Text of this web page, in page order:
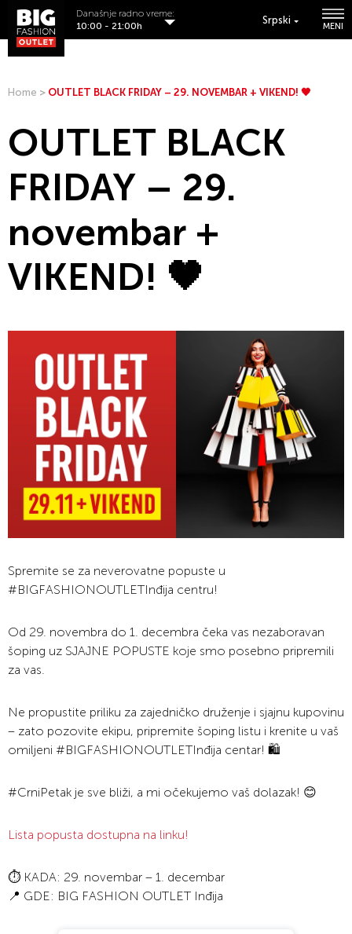
Srpski
MENI
Današnje radno vreme:
10:00 - 21:00h
Home > OUTLET BLACK FRIDAY – 29. NOVEMBAR + VIKEND! 🖤
OUTLET BLACK
FRIDAY – 29.
novembar +
VIKEND! 🖤
Spremite se za neverovatne popuste u
#BIGFASHIONOUTLETInđija centru!
Od 29. novembra do 1. decembra čeka vas nezaboravan
šoping uz SJAJNE POPUSTE koje smo posebno pripremili
za vas.
Ne propustite priliku za zajedničko druženje i sjajnu kupovinu
– zato pozovite ekipu, pripremite šoping listu i krenite u vaš
omiljeni #BIGFASHIONOUTLETInđija centar! 🛍️
#CrniPetak je sve bliži, a mi očekujemo vaš dolazak! 😊
Lista popusta dostupna na linku!
⏱️ KADA: 29. novembar – 1. decembar
📍 GDE: BIG FASHION OUTLET Inđija